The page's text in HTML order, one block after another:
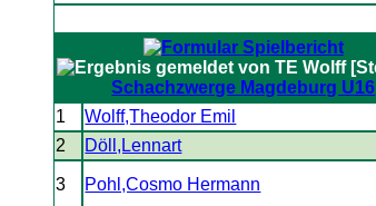
Schachzwerge Magdeburg U16
1 Wolff,Theodor Emil
2
Döll,Lennart
3 Pohl,Cosmo Hermann